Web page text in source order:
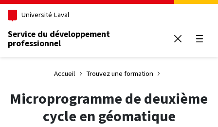
Aller au contenu principal
Université Laval
Service du développement
professionnel
Accueil Trouvez une formation
Microprogramme de deuxième
cycle en géomatique